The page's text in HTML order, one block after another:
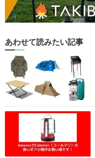
あわせて読みたい記事